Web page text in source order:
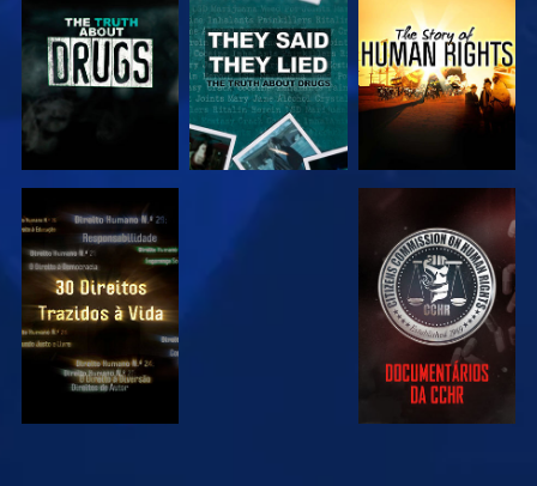
VER VER
VER VER